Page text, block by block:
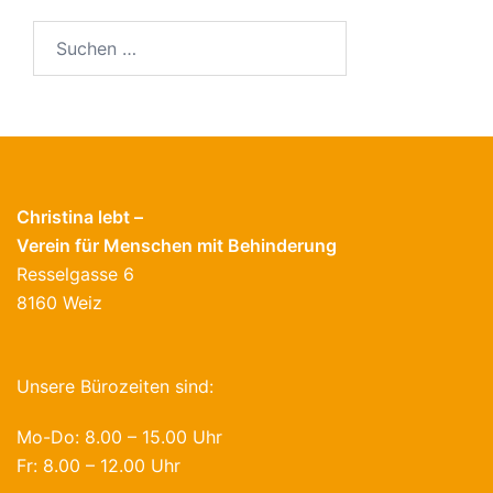
Christina lebt –
Verein für Menschen mit Behinderung
Resselgasse 6
8160 Weiz
Unsere Bürozeiten sind:
Mo-Do: 8.00 – 15.00 Uhr
Fr: 8.00 – 12.00 Uhr